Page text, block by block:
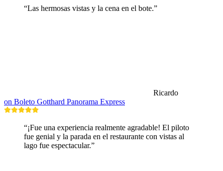
“Las hermosas vistas y la cena en el bote.”
Ricardo
on Boleto Gotthard Panorama Express
“¡Fue una experiencia realmente agradable! El piloto
fue genial y la parada en el restaurante con vistas al
lago fue espectacular.”